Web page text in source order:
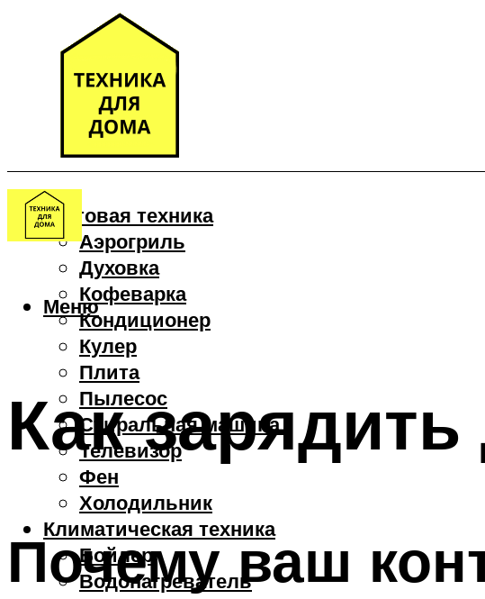
Бытовая техника
Аэрогриль
Духовка
Кофеварка
Кондиционер
Кулер
Плита
Пылесос
Стиральная машина
Телевизор
Фен
Холодильник
Климатическая техника
Бойлер
Водонагреватель
Меню
Как
Почему ваш